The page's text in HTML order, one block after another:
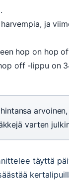
ja
hop on hop
off -lippu on
varten
täyttä